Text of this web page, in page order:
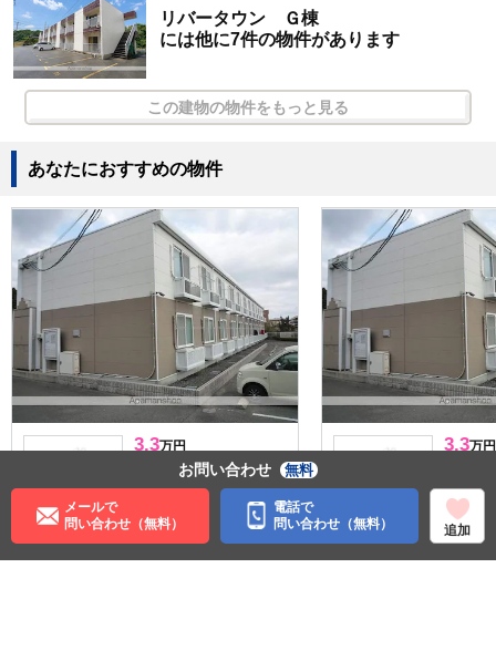
リバータウン Ｇ棟
には他に7件の物件があります
この建物の物件をもっと見る
あなたにおすすめの物件
3.3万円
管理費:4,500円
敷 － 礼 －
23.71㎡
常盤駅 徒歩3分
3.3万円
敷 －
23.71㎡
常盤駅
お問い合わせ 無料
メールで
問い合わせ（無料）
電話で
問い合わせ（無料）
追加